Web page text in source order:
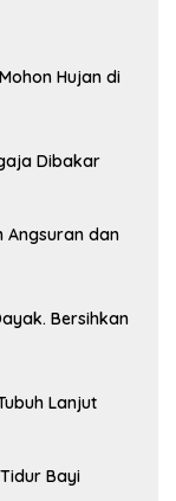
Hujan di
Dibakar
Angsuran dan
Bersihkan
Lanjut
Bayi